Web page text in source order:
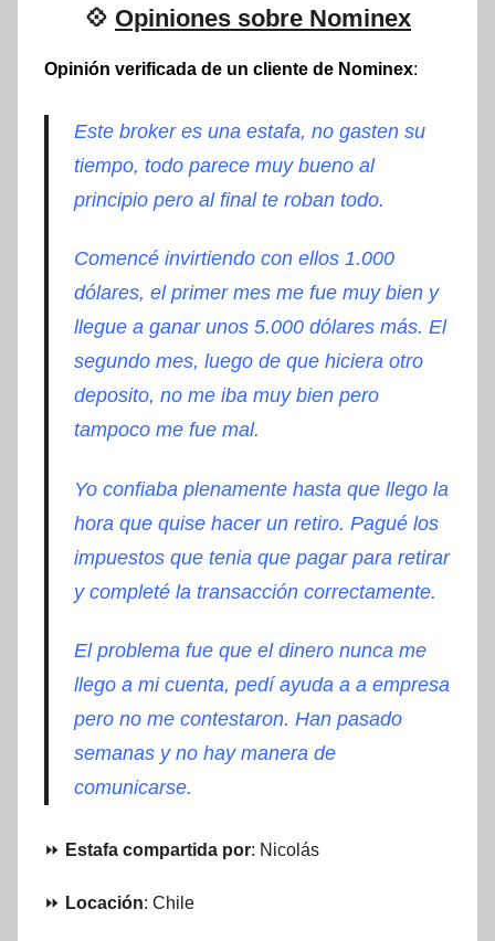
💠 Opiniones sobre Nominex
Opinión verificada de un cliente de Nominex:
Este broker es una estafa, no gasten su
tiempo, todo parece muy bueno al
principio pero al final te roban todo.
Comencé invirtiendo con ellos 1.000
dólares, el primer mes me fue muy bien y
llegue a ganar unos 5.000 dólares más. El
segundo mes, luego de que hiciera otro
deposito, no me iba muy bien pero
tampoco me fue mal.
Yo confiaba plenamente hasta que llego la
hora que quise hacer un retiro. Pagué los
impuestos que tenia que pagar para retirar
y completé la transacción correctamente.
El problema fue que el dinero nunca me
llego a mi cuenta, pedí ayuda a a empresa
pero no me contestaron. Han pasado
semanas y no hay manera de
comunicarse.
⏩ Estafa compartida por: Nicolás
⏩ Locación: Chile